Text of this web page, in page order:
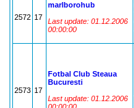
2572 17
marlborohub
Last update: 01.12.2006
00:00:00
2573 17
Fotbal Club Steaua
Bucuresti
Last update: 01.12.2006